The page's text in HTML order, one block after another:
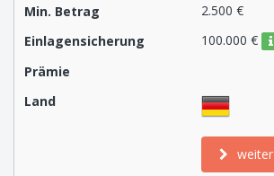
2.500 €
100.000 €
weiter